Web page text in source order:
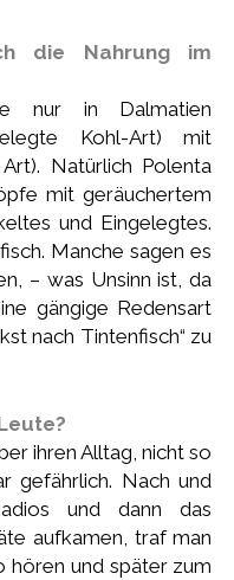
die Nahrung im
nur in Dalmatien
Kohl-Art) mit
Natürlich Polenta
mit geräuchertem
und Eingelegtes.
Manche sagen es
– was Unsinn ist, da
gängige Redensart
nach Tintenfisch“ zu
ihren Alltag, nicht so
gefährlich. Nach und
und dann das
aufkamen, traf man
hören und später zum